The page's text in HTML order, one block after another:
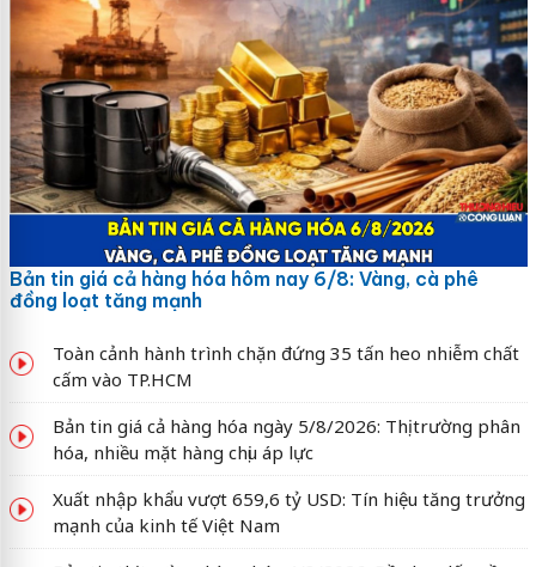
Bản tin giá cả hàng hóa hôm nay 6/8: Vàng, cà phê
đồng loạt tăng mạnh
Toàn cảnh hành trình chặn đứng 35 tấn heo nhiễm chất
cấm vào TP.HCM
Bản tin giá cả hàng hóa ngày 5/8/2026: Thị trường phân
hóa, nhiều mặt hàng chịu áp lực
Xuất nhập khẩu vượt 659,6 tỷ USD: Tín hiệu tăng trưởng
mạnh của kinh tế Việt Nam